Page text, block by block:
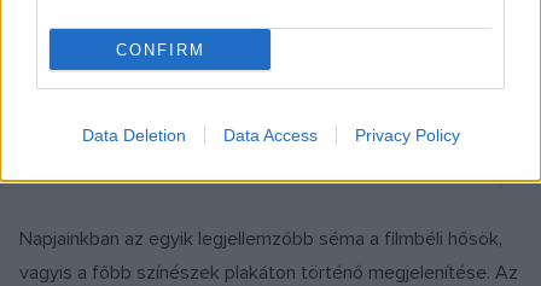
CONFIRM
Data Deletion Data Access Privacy Policy
Fotó: imdb.com
Napjainkban az egyik legjellemzőbb séma a filmbéli hősök,
vagyis a főbb színészek plakáton történő megjelenítése. Az